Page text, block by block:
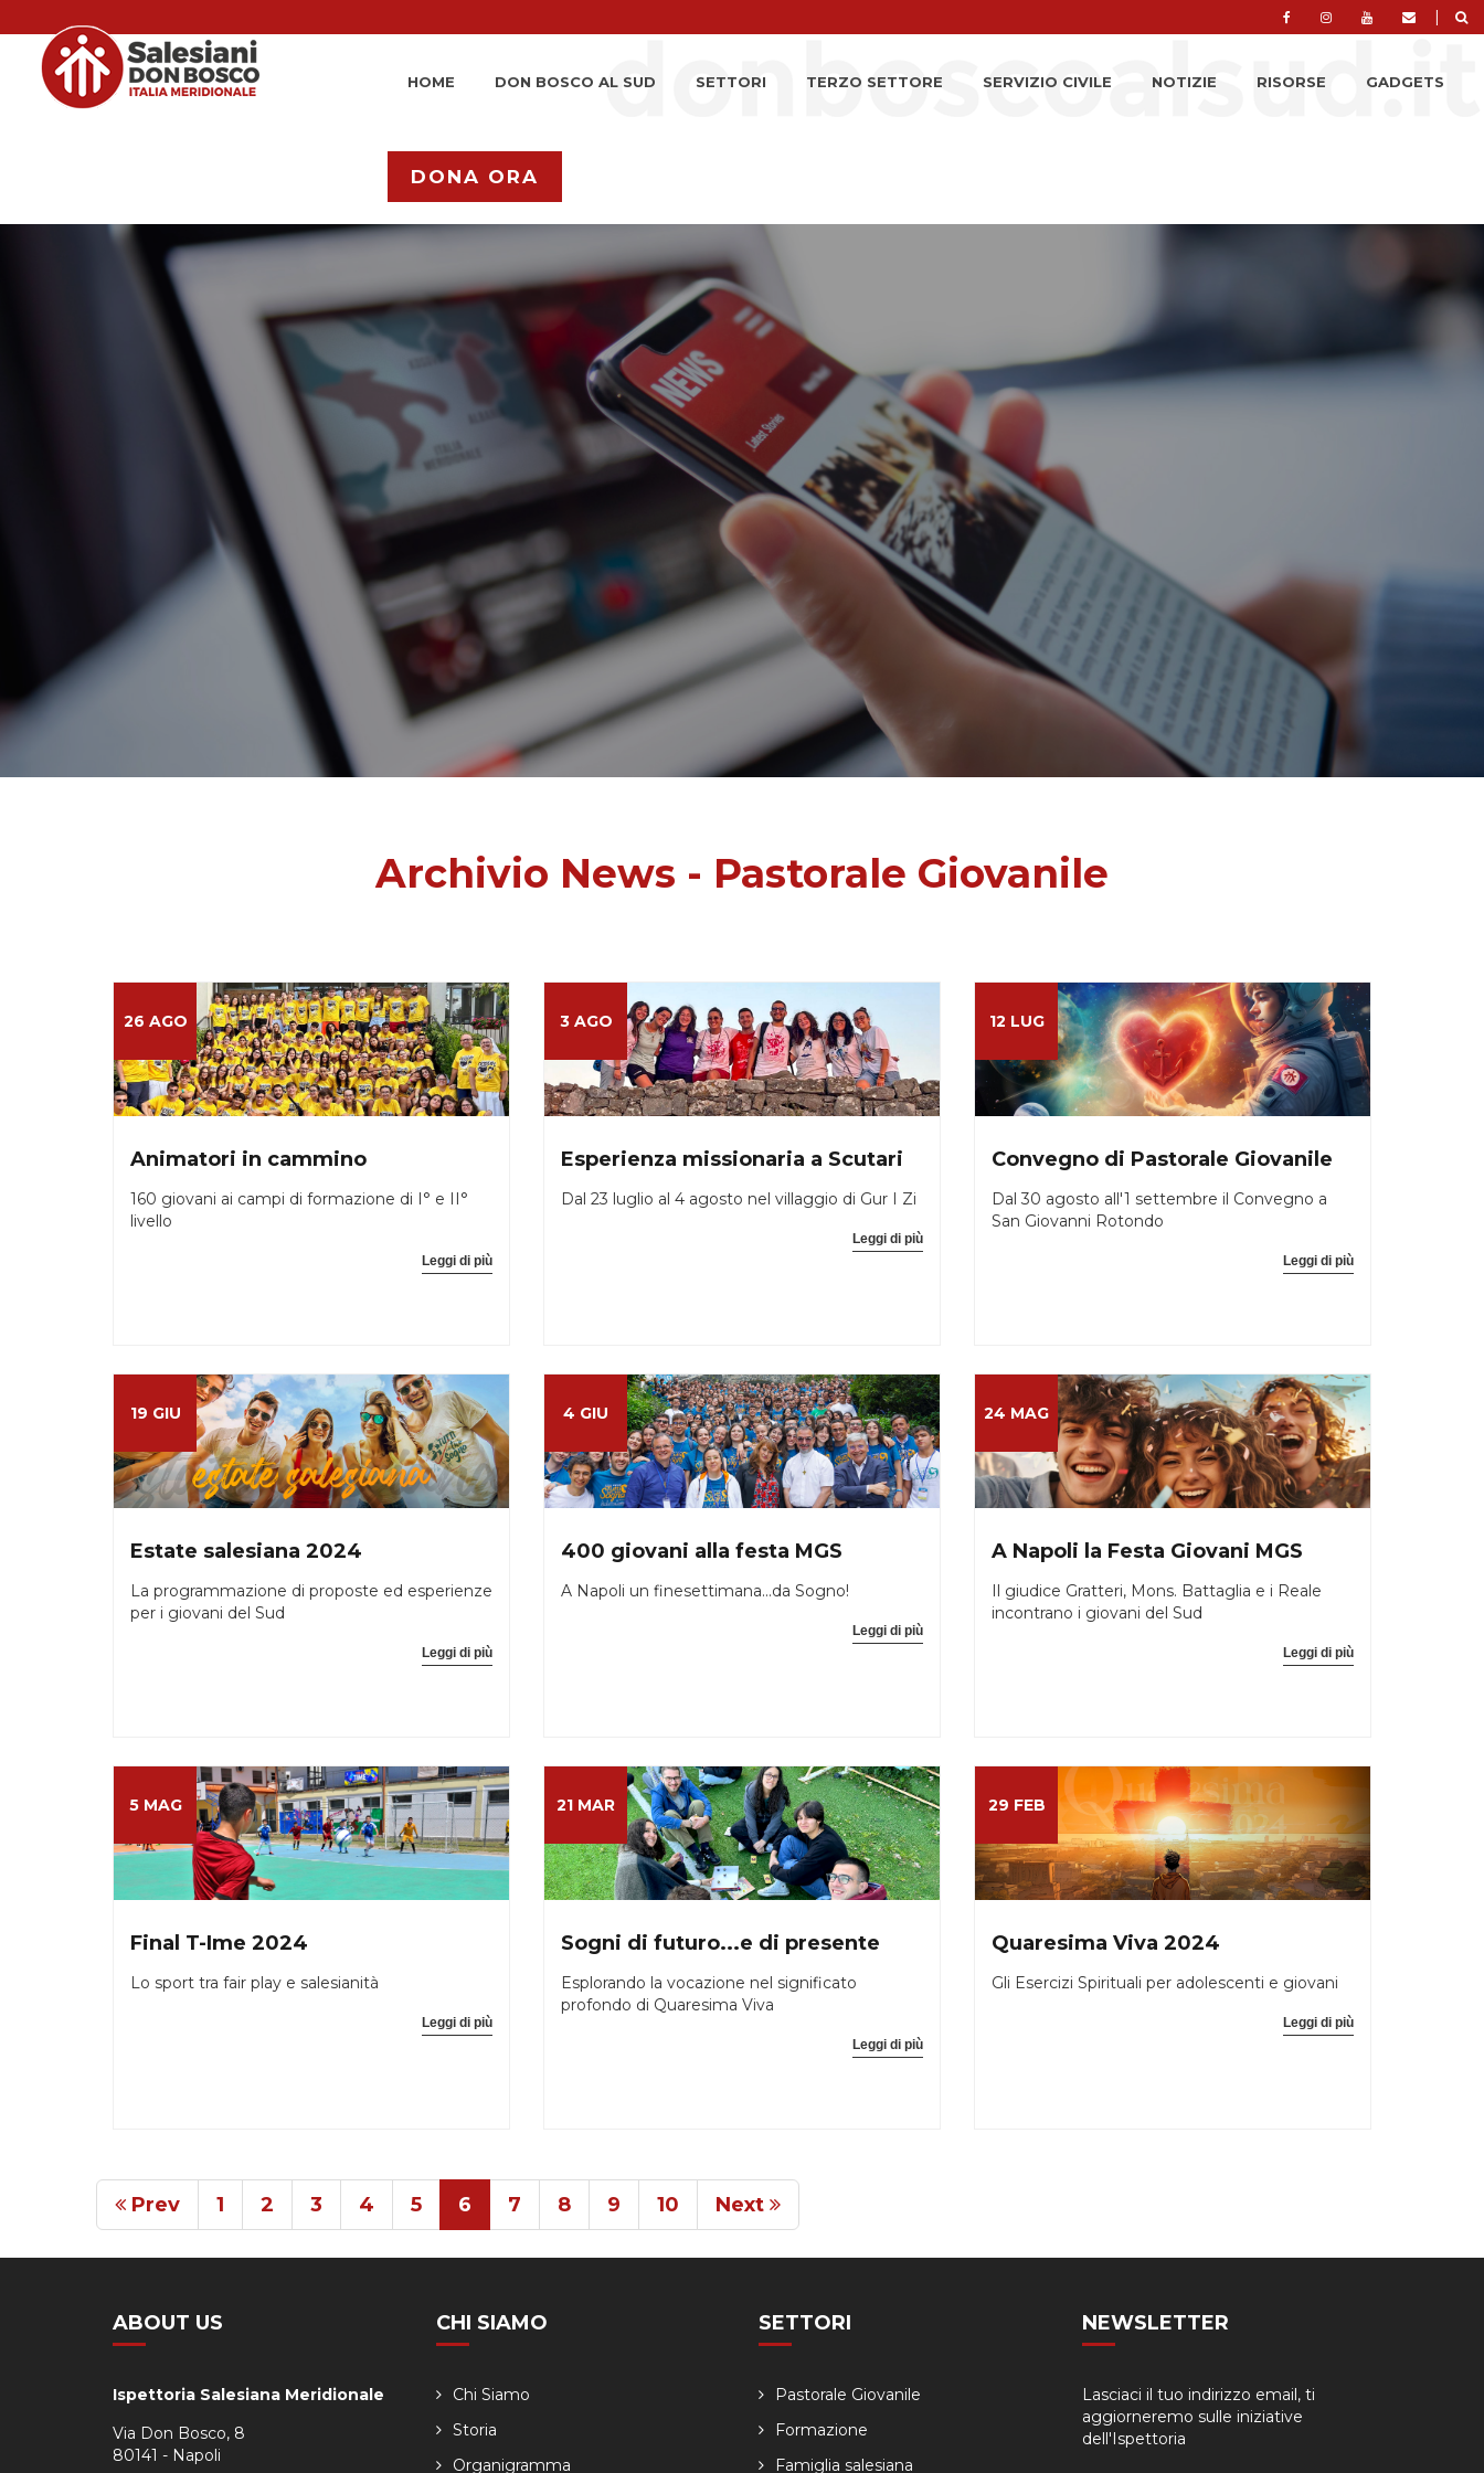
|
HOME DON BOSCO AL SUD SETTORI TERZO SETTORE SERVIZIO CIVILE NOTIZIE RISORSE GADGETS
DONA ORA
Archivio News - Pastorale Giovanile
26 AGO
Animatori in cammino
160 giovani ai campi di formazione di I° e II°
livello
Leggi di più
3 AGO
Esperienza missionaria a Scutari
Dal 23 luglio al 4 agosto nel villaggio di Gur I Zi
Leggi di più
12 LUG
Convegno di Pastorale Giovanile
Dal 30 agosto all'1 settembre il Convegno a
San Giovanni Rotondo
Leggi di più
19 GIU
Estate salesiana 2024
La programmazione di proposte ed esperienze
per i giovani del Sud
Leggi di più
4 GIU
400 giovani alla festa MGS
A Napoli un finesettimana...da Sogno!
Leggi di più
24 MAG
A Napoli la Festa Giovani MGS
Il giudice Gratteri, Mons. Battaglia e i Reale
incontrano i giovani del Sud
Leggi di più
5 MAG
Final T-Ime 2024
Lo sport tra fair play e salesianità
Leggi di più
21 MAR
Sogni di futuro...e di presente
Esplorando la vocazione nel significato
profondo di Quaresima Viva
Leggi di più
29 FEB
Quaresima Viva 2024
Gli Esercizi Spirituali per adolescenti e giovani
Leggi di più
Prev 1 2 3 4 5 6 7 8 9 10 Next
ABOUT US
Ispettoria Salesiana Meridionale
Via Don Bosco, 8
80141 - Napoli
CHI SIAMO
Chi Siamo
Storia
Organigramma
SETTORI
Pastorale Giovanile
Formazione
Famiglia salesiana
NEWSLETTER
Lasciaci il tuo indirizzo email, ti
aggiorneremo sulle iniziative
dell'Ispettoria